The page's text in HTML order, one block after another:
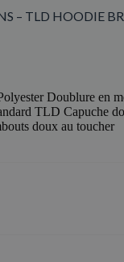
– TLD HOODIE
Doublure en
TLD Capuche
doux au toucher